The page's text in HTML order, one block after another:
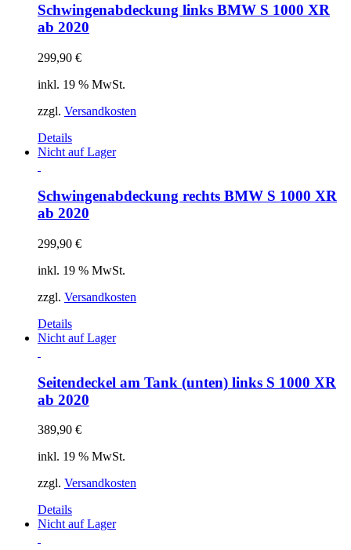
Schwingenabdeckung links BMW S 1000 XR
ab 2020
299,90 €
inkl. 19 % MwSt.
zzgl. Versandkosten
Details
Nicht auf Lager
Schwingenabdeckung rechts BMW S 1000 XR
ab 2020
299,90 €
inkl. 19 % MwSt.
zzgl. Versandkosten
Details
Nicht auf Lager
Seitendeckel am Tank (unten) links S 1000 XR
ab 2020
389,90 €
inkl. 19 % MwSt.
zzgl. Versandkosten
Details
Nicht auf Lager